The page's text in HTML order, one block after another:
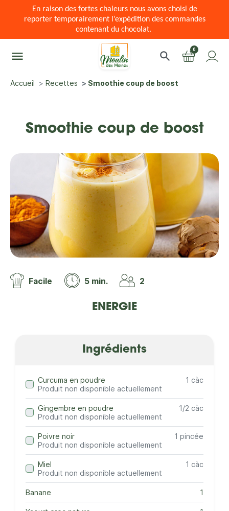
En raison des fortes chaleurs nous avons choisi de
reporter temporairement l’expédition des commandes
contenant du chocolat.
menu search 0
Accueil Recettes Smoothie coup de boost
Smoothie coup de boost
Facile 5 min. 2
ENERGIE
Ingrédients
Curcuma en poudre
1 càc
Produit non disponible actuellement
Gingembre en poudre
1/2 càc
Produit non disponible actuellement
Poivre noir
1 pincée
Produit non disponible actuellement
Miel
1 càc
Produit non disponible actuellement
Banane 1